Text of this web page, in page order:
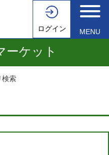
ログイン MENU
ーケット
検索